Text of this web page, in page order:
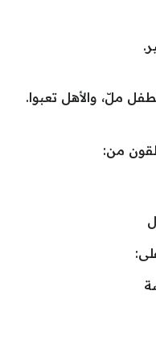
ملّ، والأهل تعبوا.
من: